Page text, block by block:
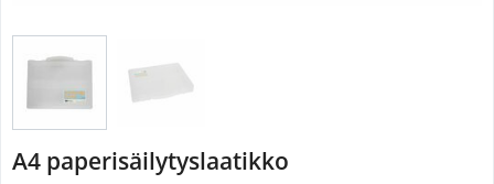
A4 paperisäilytyslaatikko